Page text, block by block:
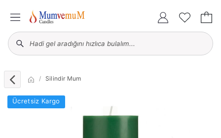
Silindir Mum
Ücretsiz Kargo